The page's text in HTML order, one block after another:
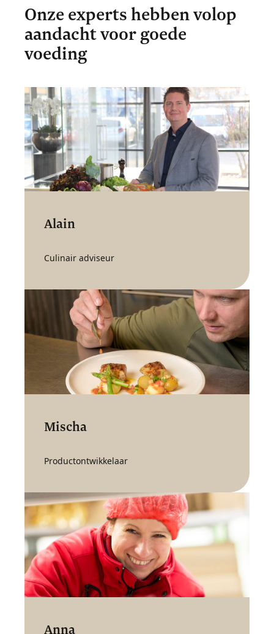
Onze experts hebben volop
aandacht voor goede
voeding
Alain
Culinair adviseur
Mischa
Productontwikkelaar
Anna